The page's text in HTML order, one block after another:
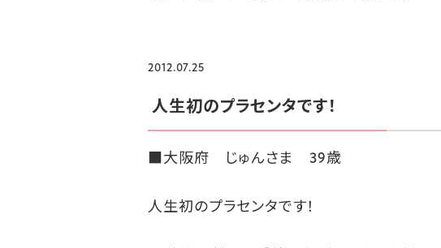
2012.07.25
人生初のプラセンタです！
■大阪府 じゅんさま 39歳
人生初のプラセンタです！